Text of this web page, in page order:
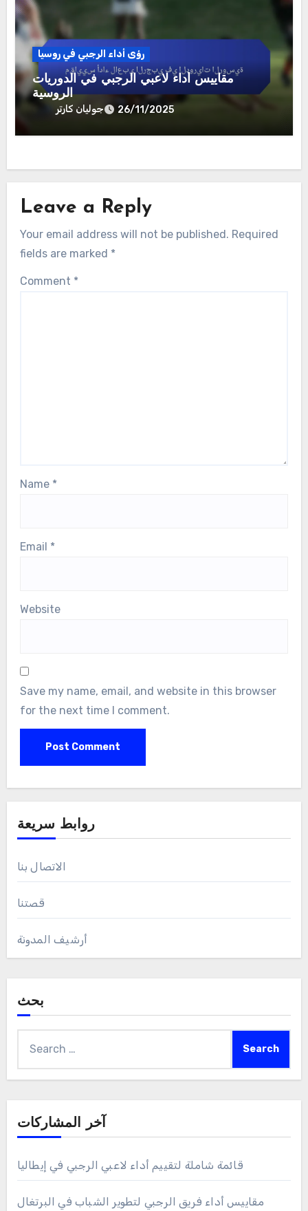
رؤى أداء الرجبي في روسيا
مقاييس أداء لاعبي الرجبي في الدوريات
الروسية
جوليان كارتر 26/11/2025
Leave a Reply
Your email address will not be published. Required
fields are marked *
Comment *
Name *
Email *
Website
Save my name, email, and website in this browser
for the next time I comment.
روابط سريعة
الاتصال بنا
قصتنا
أرشيف المدونة
بحث
آخر المشاركات
قائمة شاملة لتقييم أداء لاعبي الرجبي في إيطاليا
مقاييس أداء فريق الرجبي لتطوير الشباب في البرتغال